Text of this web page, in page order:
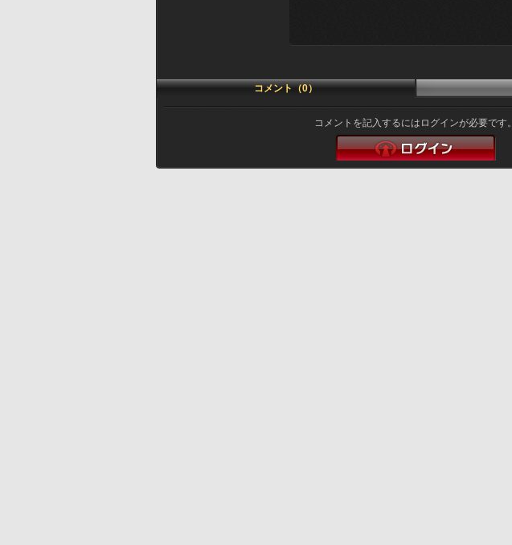
コメント（0）
コメントを記入するにはログインが必要です。